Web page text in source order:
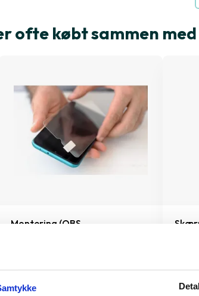
ofte købt sammen med
Montering (OBS.
99 kr.
149